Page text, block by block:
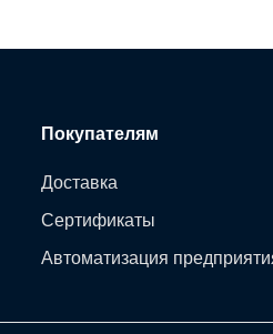
Покупателям
Доставка
Сертификаты
Автоматизация